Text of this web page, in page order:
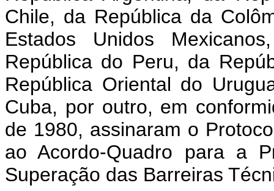
Chile, da República da
Estados Unidos
República do Peru, da
República Oriental do
Cuba, por outro, em
de 1980, assinaram o
ao Acordo-Quadro para a
Superação das Barreiras